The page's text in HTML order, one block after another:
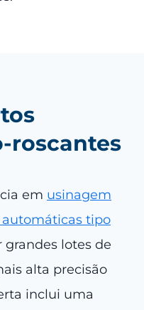
roscantes
em usinagem
tipo
grandes lotes de
alta precisão
inclui uma